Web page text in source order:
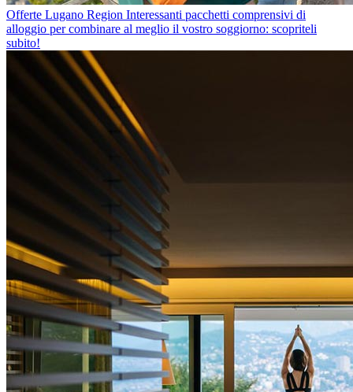
Offerte Lugano Region Interessanti pacchetti comprensivi di
alloggio per combinare al meglio il vostro soggiorno: scopriteli
subito!